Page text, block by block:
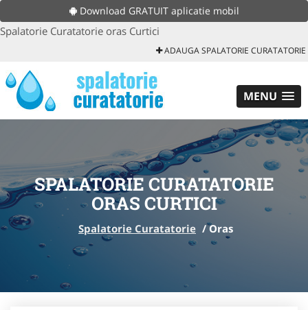
Download GRATUIT aplicatie mobil
Spalatorie Curatatorie oras Curtici
ADAUGA SPALATORIE CURATATORIE
MENU
SPALATORIE CURATATORIE
ORAS CURTICI
Spalatorie Curatatorie /Oras